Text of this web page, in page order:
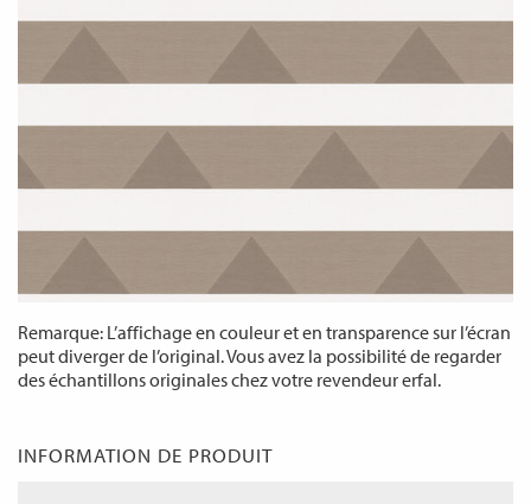
Remarque: L’affichage en couleur et en transparence sur l’écran
peut diverger de l’original. Vous avez la possibilité de regarder
des échantillons originales chez votre revendeur erfal.
INFORMATION DE PRODUIT